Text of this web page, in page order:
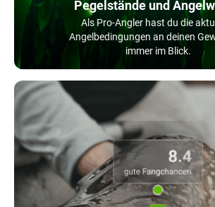
Pegelstände und
Als Pro-Angler hast du die
Angelbedingungen an deinen
immer im Blick.